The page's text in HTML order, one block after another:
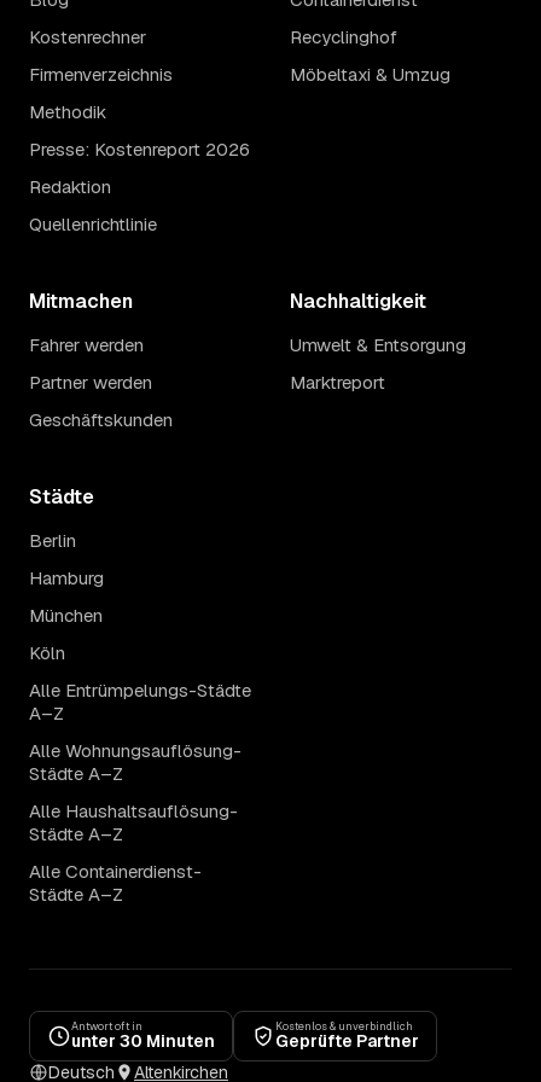
Kostenrechner
Firmenverzeichnis
Methodik
Presse: Kostenreport 2026
Redaktion
Quellenrichtlinie
Recyclinghof
Möbeltaxi & Umzug
Mitmachen
Fahrer werden
Partner werden
Geschäftskunden
Nachhaltigkeit
Umwelt & Entsorgung
Marktreport
Städte
Berlin
Hamburg
München
Köln
Alle Entrümpelungs-Städte
A–Z
Alle Wohnungsauflösung-
Städte A–Z
Alle Haushaltsauflösung-
Städte A–Z
Alle Containerdienst-
Städte A–Z
Antwort oft in
unter 30 Minuten
Kostenlos & unverbindlich
Geprüfte Partner
Deutsch
Altenkirchen